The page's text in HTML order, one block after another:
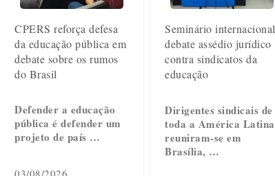
CPERS reforça defesa
da educação pública em
debate sobre os rumos
do Brasil
Defender a educação
pública é defender um
projeto de país …
Seminário internacional
debate assédio jurídico
contra sindicatos da
educação
Dirigentes sindicais de
toda a América Latina
reuniram-se em
Brasília, …